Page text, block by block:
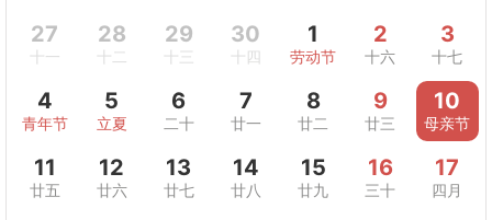
27
十一
28 29 30
十四
1
劳动节
2
十六
3
十七
4
青年节
5
立夏
6
二十
7
廿一
8
廿二
9
廿三
10
母亲节
11
廿五
12
廿六
13
廿七
14
廿八
15
廿九
16
三十
17
四月